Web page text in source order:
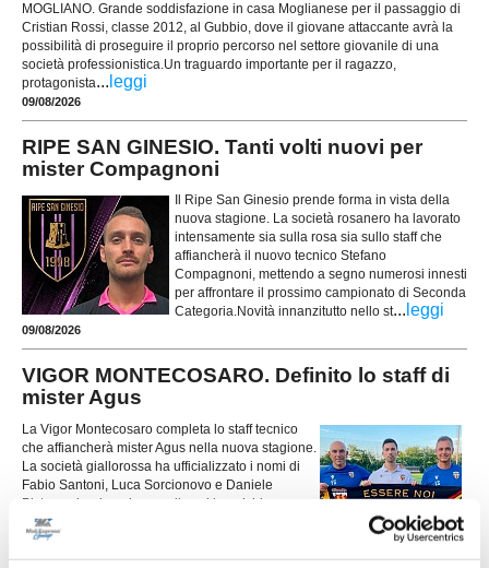
MOGLIANO. Grande soddisfazione in casa Moglianese per il passaggio di
Cristian Rossi, classe 2012, al Gubbio, dove il giovane attaccante avrà la
possibilità di proseguire il proprio percorso nel settore giovanile di una
società professionistica.Un traguardo importante per il ragazzo,
protagonista... leggi
09/08/2026
RIPE SAN GINESIO. Tanti volti nuovi per
mister Compagnoni
Il Ripe San Ginesio prende forma in vista della
nuova stagione. La società rosanero ha lavorato
intensamente sia sulla rosa sia sullo staff che
affiancherà il nuovo tecnico Stefano
Compagnoni, mettendo a segno numerosi innesti
per affrontare il prossimo campionato di Seconda
Categoria.Novità innanzitutto nello st... leggi
09/08/2026
VIGOR MONTECOSARO. Definito lo staff di
mister Agus
La Vigor Montecosaro completa lo staff tecnico
che affiancherà mister Agus nella nuova stagione.
La società giallorossa ha ufficializzato i nomi di
Fabio Santoni, Luca Sorcionovo e Daniele
Pistore, che ricopriranno diversi incarichi
all'interno dello staff della prima squadra.Per
Fabio Santoni
08/08/2026